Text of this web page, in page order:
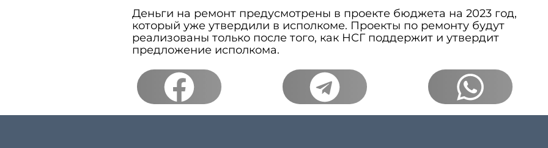
Деньги на ремонт предусмотрены в проекте бюджета на 2023 год,
который уже утвердили в исполкоме. Проекты по ремонту будут
реализованы только после того, как НСГ поддержит и утвердит
предложение исполкома.